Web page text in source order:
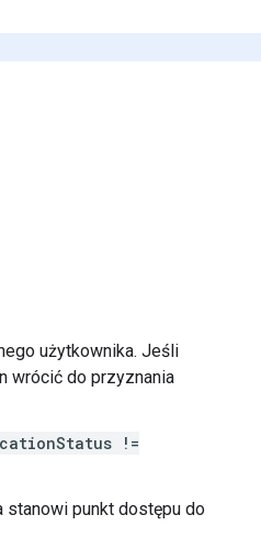
użytkownika. Jeśli
wrócić do przyznania
!=
stanowi punkt dostępu do